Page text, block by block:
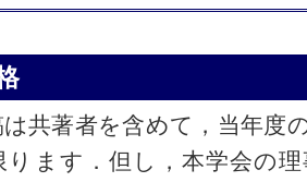
共著者を含めて，当年度
ります．但し，本学会の